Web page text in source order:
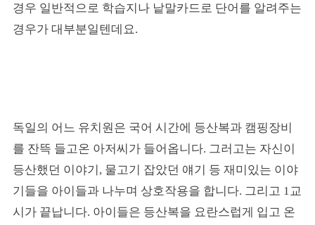
경우 일반적으로 학습지나 낱말카드로 단어를 알려주는
경우가 대부분일텐데요.
독일의 어느 유치원은 국어 시간에 등산복과 캠핑장비
를 잔뜩 들고온 아저씨가 들어옵니다. 그러고는 자신이
등산했던 이야기, 물고기 잡았던 얘기 등 재미있는 이야
기들을 아이들과 나누며 상호작용을 합니다. 그리고 1교
시가 끝납니다. 아이들은 등산복을 요란스럽게 입고 온